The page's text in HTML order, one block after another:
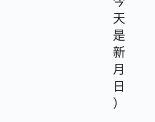
天
是
新
月
日
）